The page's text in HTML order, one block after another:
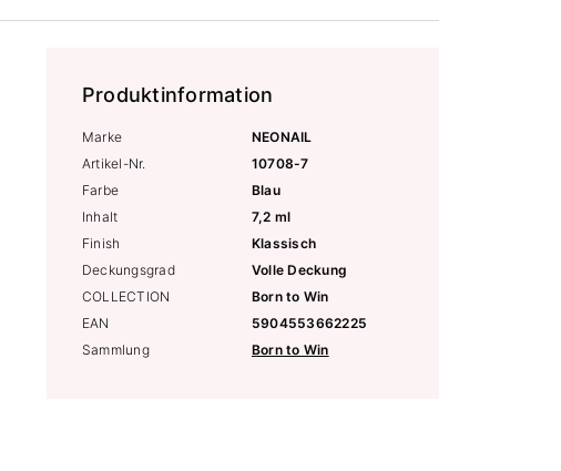
Produktinformation
Marke
NEONAIL
Artikel-Nr.
10708-7
Farbe
Blau
Inhalt
7,2 ml
Finish
Klassisch
Deckungsgrad
Volle Deckung
COLLECTION
Born to Win
EAN
5904553662225
Sammlung
Born to Win